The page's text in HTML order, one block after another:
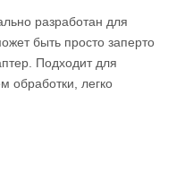
разработан для
быть просто заперто
Подходит для
обработки, легко